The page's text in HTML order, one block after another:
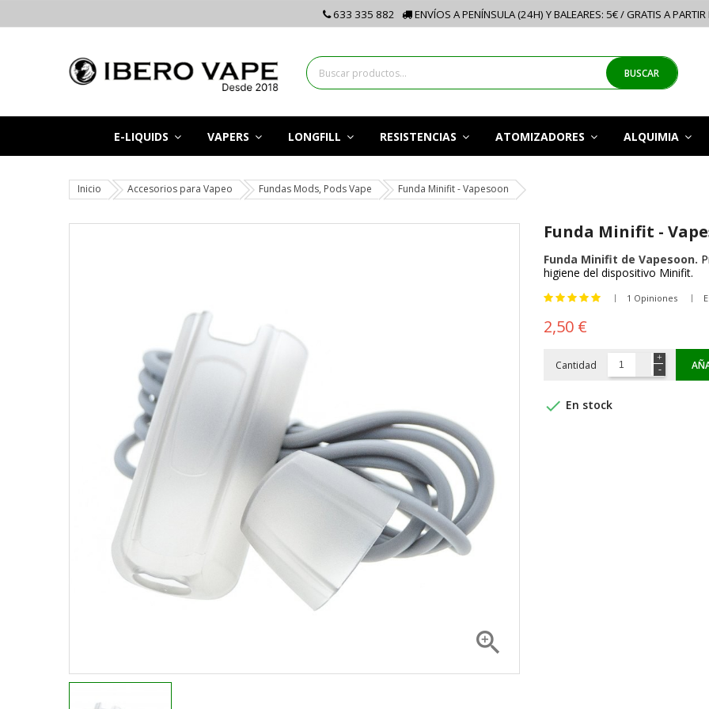
633 335 882 ENVÍOS A PENÍNSULA (24H) Y BALEARES: 5€ / GRATIS A
BUSCAR
E-LIQUIDS VAPERS LONGFILL RESISTENCIAS ATOMIZADORES ALQUIMIA
Inicio Accesorios para Vapeo Fundas Mods, Pods Vape Funda Minifit - Vapesoon

Funda Minifit -
Funda Minifit de Vapesoon.
higiene del dispositivo Minifit.
1 Opiniones
2,50 €
Cantidad
 En stock